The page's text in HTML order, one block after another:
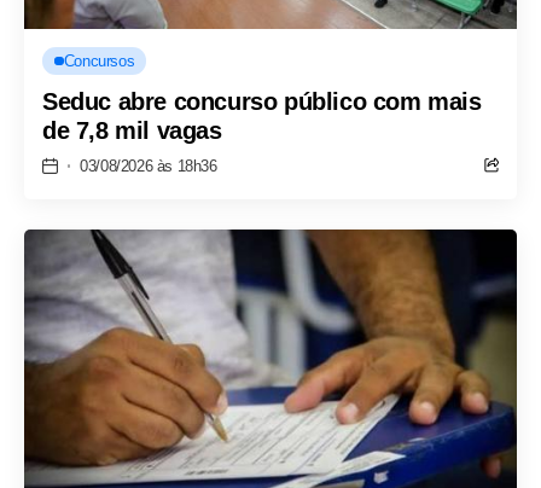
Concursos
Seduc abre concurso público com mais
de 7,8 mil vagas
03/08/2026 às 18h36